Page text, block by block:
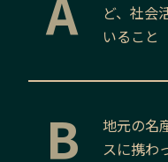
ど、社会
いること
B
地元の名
スに携わ